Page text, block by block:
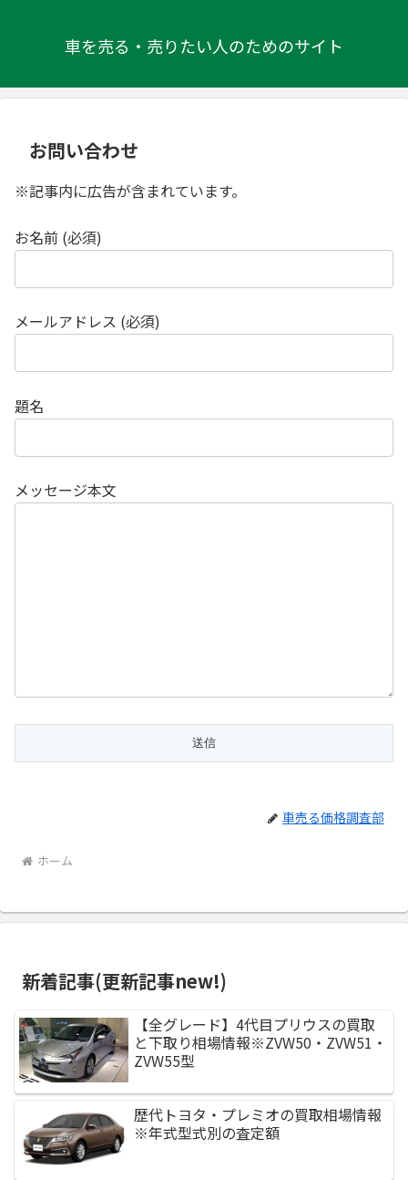
車を売る・売りたい人のためのサイト
お問い合わせ
※記事内に広告が含まれています。
お名前 (必須)
メールアドレス (必須)
題名
メッセージ本文
車売る価格調査部
ホーム
新着記事(更新記事new!)
【全グレード】4代目プリウスの買取
と下取り相場情報※ZVW50・ZVW51・
ZVW55型
歴代トヨタ・プレミオの買取相場情報
※年式型式別の査定額